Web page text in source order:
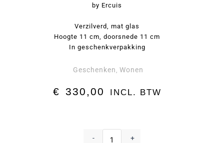
by Ercuis
Verzilverd, mat glas
Hoogte 11 cm, doorsnede 11 cm
In geschenkverpakking
Geschenken , Wonen
€ 330,00 INCL. BTW
- +